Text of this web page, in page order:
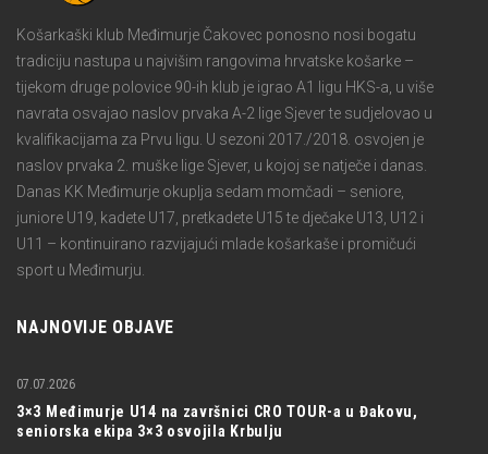
Košarkaški klub Međimurje Čakovec ponosno nosi bogatu
tradiciju nastupa u najvišim rangovima hrvatske košarke –
tijekom druge polovice 90-ih klub je igrao A1 ligu HKS-a, u više
navrata osvajao naslov prvaka A-2 lige Sjever te sudjelovao u
kvalifikacijama za Prvu ligu. U sezoni 2017./2018. osvojen je
naslov prvaka 2. muške lige Sjever, u kojoj se natječe i danas.
Danas KK Međimurje okuplja sedam momčadi – seniore,
juniore U19, kadete U17, pretkadete U15 te dječake U13, U12 i
U11 – kontinuirano razvijajući mlade košarkaše i promičući
sport u Međimurju.
NAJNOVIJE OBJAVE
3×3 Međimurje U14 na završnici CRO TOUR-a u Đakovu,
seniorska ekipa 3×3 osvojila Krbulju
07.07.2026